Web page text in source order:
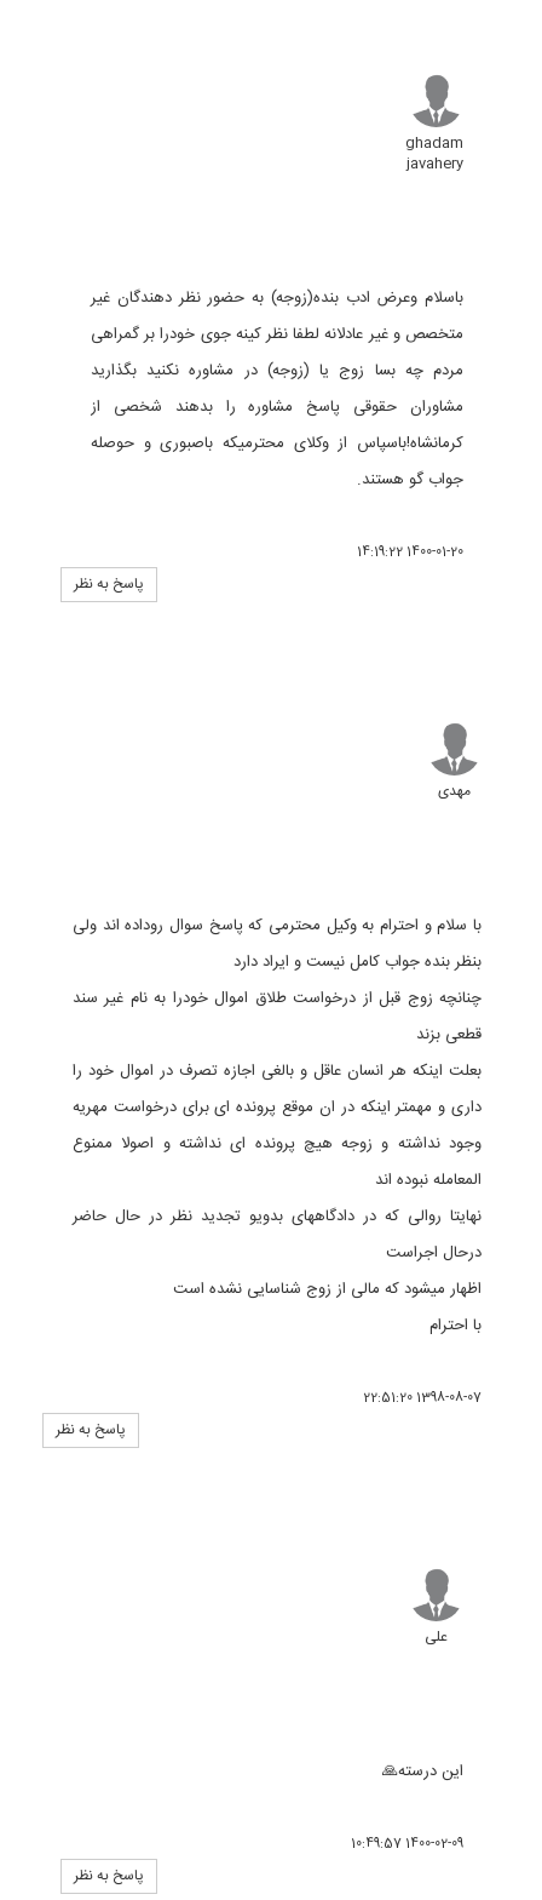
ghadam
javahery
باسلام وعرض ادب بنده(زوجه) به حضور نظر دهندگان غیر
متخصص و غیر عادلانه لطفا نظر کینه جوی خودرا بر گمراهی
مردم چه بسا زوج یا (زوجه) در مشاوره نکنید بگذارید
مشاوران حقوقی پاسخ مشاوره را بدهند شخصی از
کرمانشاه!باسپاس از وکلای محترمیکه باصبوری و حوصله
جواب گو هستند.
1400-01-20 14:19:22
پاسخ به نظر
مهدی
با سلام و احترام به وکیل محترمی که پاسخ سوال روداده اند ولی
بنظر بنده جواب کامل نیست و ایراد دارد
چنانچه زوج قبل از درخواست طلاق اموال خودرا به نام غیر سند
قطعی بزند
بعلت اینکه هر انسان عاقل و بالغی اجازه تصرف در اموال خود را
داری و مهمتر اینکه در ان موقع پرونده ای برای درخواست مهریه
وجود نداشته و زوجه هیچ پرونده ای نداشته و اصولا ممنوع
المعامله نبوده اند
نهایتا روالی که در دادگاههای بدویو تجدید نظر در حال حاضر
درحال اجراست
اظهار میشود که مالی از زوج شناسایی نشده است
با احترام
1398-08-07 22:51:20
پاسخ به نظر
علی
این درسته🙏
1400-02-09 10:49:57
پاسخ به نظر